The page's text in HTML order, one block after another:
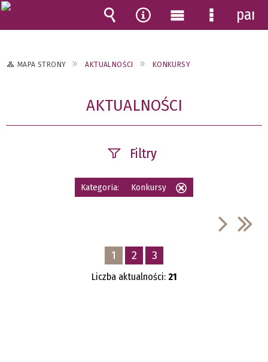
MAPA STRONY AKTUALNOŚCI KONKURSY
AKTUALNOŚCI
Filtry
Szukana fraza
—
Kategoria
Kategoria: Konkursy
1 2 3
Liczba aktualności: 21
Wyszukiwarka
Narzędzia
MenuMenu